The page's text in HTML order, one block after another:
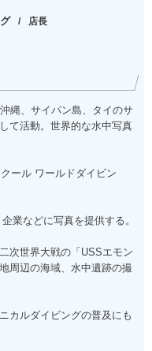
店長
縄、サイパン島、タイのサ
て活動。世界的な水中写真
ール ワールドダイビン
業などに写真を提供する。
次世界大戦の「USSエモン
周辺の海域、水中遺跡の撮
カルダイビングの普及にも